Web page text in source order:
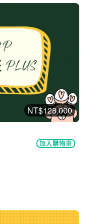
NT$128,000
加入購物車